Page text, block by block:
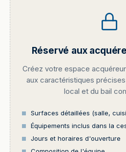
Réservé aux
Créez votre espace
aux caractéristiques
local et du bail
Surfaces détaillées (salle,
Équipements inclus dans la
Jours et horaires d'ouverture